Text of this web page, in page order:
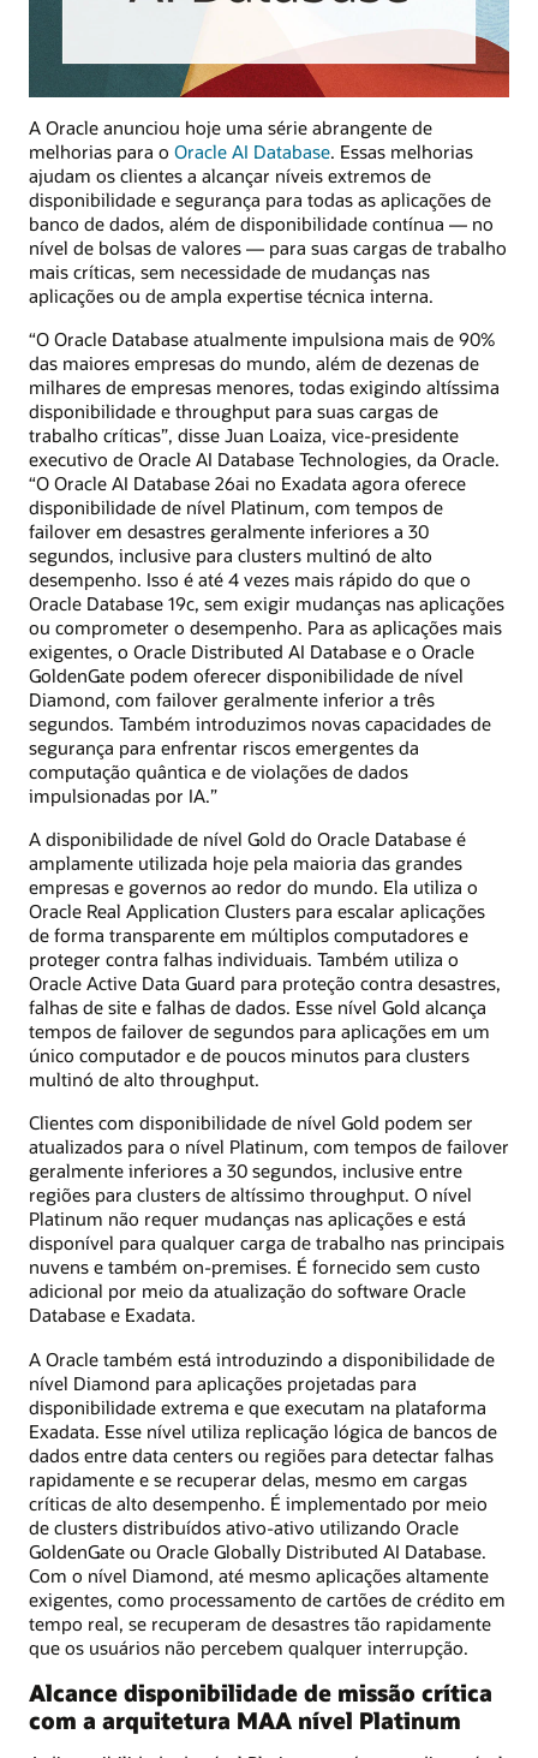
A Oracle anunciou hoje uma série abrangente de
melhorias para o Oracle AI Database. Essas melhorias
ajudam os clientes a alcançar níveis extremos de
disponibilidade e segurança para todas as aplicações de
banco de dados, além de disponibilidade contínua — no
nível de bolsas de valores — para suas cargas de trabalho
mais críticas, sem necessidade de mudanças nas
aplicações ou de ampla expertise técnica interna.
“O Oracle Database atualmente impulsiona mais de 90%
das maiores empresas do mundo, além de dezenas de
milhares de empresas menores, todas exigindo altíssima
disponibilidade e throughput para suas cargas de
trabalho críticas”, disse Juan Loaiza, vice-presidente
executivo de Oracle AI Database Technologies, da Oracle.
“O Oracle AI Database 26ai no Exadata agora oferece
disponibilidade de nível Platinum, com tempos de
failover em desastres geralmente inferiores a 30
segundos, inclusive para clusters multinó de alto
desempenho. Isso é até 4 vezes mais rápido do que o
Oracle Database 19c, sem exigir mudanças nas aplicações
ou comprometer o desempenho. Para as aplicações mais
exigentes, o Oracle Distributed AI Database e o Oracle
GoldenGate podem oferecer disponibilidade de nível
Diamond, com failover geralmente inferior a três
segundos. Também introduzimos novas capacidades de
segurança para enfrentar riscos emergentes da
computação quântica e de violações de dados
impulsionadas por IA.”
A disponibilidade de nível Gold do Oracle Database é
amplamente utilizada hoje pela maioria das grandes
empresas e governos ao redor do mundo. Ela utiliza o
Oracle Real Application Clusters para escalar aplicações
de forma transparente em múltiplos computadores e
proteger contra falhas individuais. Também utiliza o
Oracle Active Data Guard para proteção contra desastres,
falhas de site e falhas de dados. Esse nível Gold alcança
tempos de failover de segundos para aplicações em um
único computador e de poucos minutos para clusters
multinó de alto throughput.
Clientes com disponibilidade de nível Gold podem ser
atualizados para o nível Platinum, com tempos de failover
geralmente inferiores a 30 segundos, inclusive entre
regiões para clusters de altíssimo throughput. O nível
Platinum não requer mudanças nas aplicações e está
disponível para qualquer carga de trabalho nas principais
nuvens e também on-premises. É fornecido sem custo
adicional por meio da atualização do software Oracle
Database e Exadata.
A Oracle também está introduzindo a disponibilidade de
nível Diamond para aplicações projetadas para
disponibilidade extrema e que executam na plataforma
Exadata. Esse nível utiliza replicação lógica de bancos de
dados entre data centers ou regiões para detectar falhas
rapidamente e se recuperar delas, mesmo em cargas
críticas de alto desempenho. É implementado por meio
de clusters distribuídos ativo-ativo utilizando Oracle
GoldenGate ou Oracle Globally Distributed AI Database.
Com o nível Diamond, até mesmo aplicações altamente
exigentes, como processamento de cartões de crédito em
tempo real, se recuperam de desastres tão rapidamente
que os usuários não percebem qualquer interrupção.
Alcance disponibilidade de missão crítica
com a arquitetura MAA nível Platinum